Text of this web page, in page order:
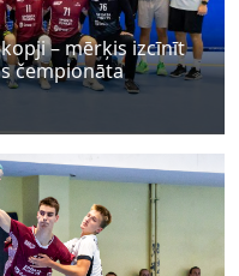
– mērķis izcīnīt
čempionāta